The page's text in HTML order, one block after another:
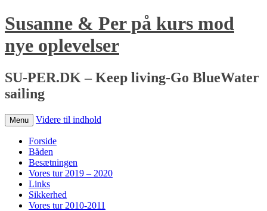
Susanne & Per på kurs mod
nye oplevelser
SU-PER.DK – Keep living-Go BlueWater
sailing
Menu Videre til indhold
Forside
Båden
Besætningen
Vores tur 2019 – 2020
Links
Sikkerhed
Vores tur 2010-2011